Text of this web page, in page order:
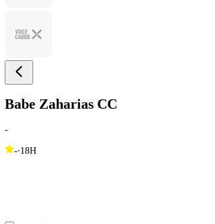
Babe Zaharias CC
-
-·18H